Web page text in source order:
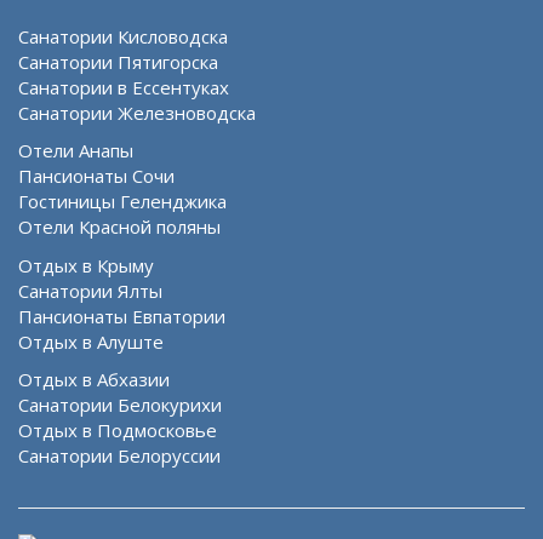
Санатории Кисловодска
Санатории Пятигорска
Санатории в Ессентуках
Санатории Железноводска
Отели Анапы
Пансионаты Сочи
Гостиницы Геленджика
Отели Красной поляны
Отдых в Крыму
Санатории Ялты
Пансионаты Евпатории
Отдых в Алуште
Отдых в Абхазии
Санатории Белокурихи
Отдых в Подмосковье
Санатории Белоруссии